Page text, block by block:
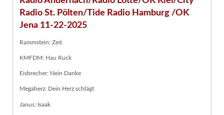
Radio St. Pölten/Tide Radio Hamburg /OK
Jena 11-22-2025
Rammstein: Zeit
KMFDM: Hau Ruck
Eisbrecher: Nein Danke
Megaherz: Dein Herz schlägt
Janus: Isaak